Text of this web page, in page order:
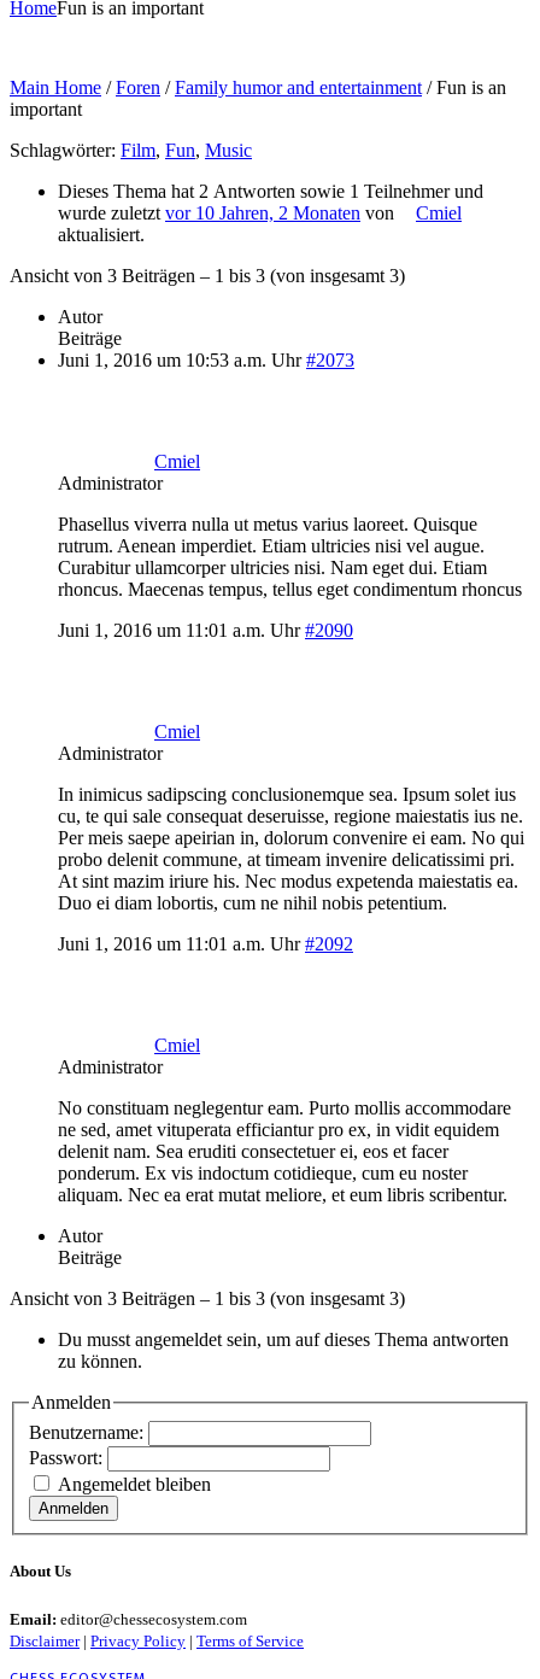
HomeFun is an important
Main Home /Foren /Family humor and entertainment /Fun is an
important
Schlagwörter: Film, Fun, Music
Dieses Thema hat 2 Antworten sowie 1 Teilnehmer und
wurde zuletzt vor 10 Jahren, 2 Monaten von
Cmiel
aktualisiert.
Ansicht von 3 Beiträgen – 1 bis 3 (von insgesamt 3)
Autor
Beiträge
Juni 1, 2016 um 10:53 a.m. Uhr #2073
Cmiel
Administrator
Phasellus viverra nulla ut metus varius laoreet. Quisque
rutrum. Aenean imperdiet. Etiam ultricies nisi vel augue.
Curabitur ullamcorper ultricies nisi. Nam eget dui. Etiam
rhoncus. Maecenas tempus, tellus eget condimentum rhoncus
Juni 1, 2016 um 11:01 a.m. Uhr #2090
Cmiel
Administrator
In inimicus sadipscing conclusionemque sea. Ipsum solet ius
cu, te qui sale consequat deseruisse, regione maiestatis ius ne.
Per meis saepe apeirian in, dolorum convenire ei eam. No qui
probo delenit commune, at timeam invenire delicatissimi pri.
At sint mazim iriure his. Nec modus expetenda maiestatis ea.
Duo ei diam lobortis, cum ne nihil nobis petentium.
Juni 1, 2016 um 11:01 a.m. Uhr #2092
Cmiel
Administrator
No constituam neglegentur eam. Purto mollis accommodare
ne sed, amet vituperata efficiantur pro ex, in vidit equidem
delenit nam. Sea eruditi consectetuer ei, eos et facer
ponderum. Ex vis indoctum cotidieque, cum eu noster
aliquam. Nec ea erat mutat meliore, et eum libris scribentur.
Autor
Beiträge
Ansicht von 3 Beiträgen – 1 bis 3 (von insgesamt 3)
Du musst angemeldet sein, um auf dieses Thema antworten
zu können.
Anmelden
Benutzername:
Passwort:
Angemeldet bleiben
Anmelden
About Us
Email: editor@chessecosystem.com
Disclaimer| Privacy Policy | Terms of Service